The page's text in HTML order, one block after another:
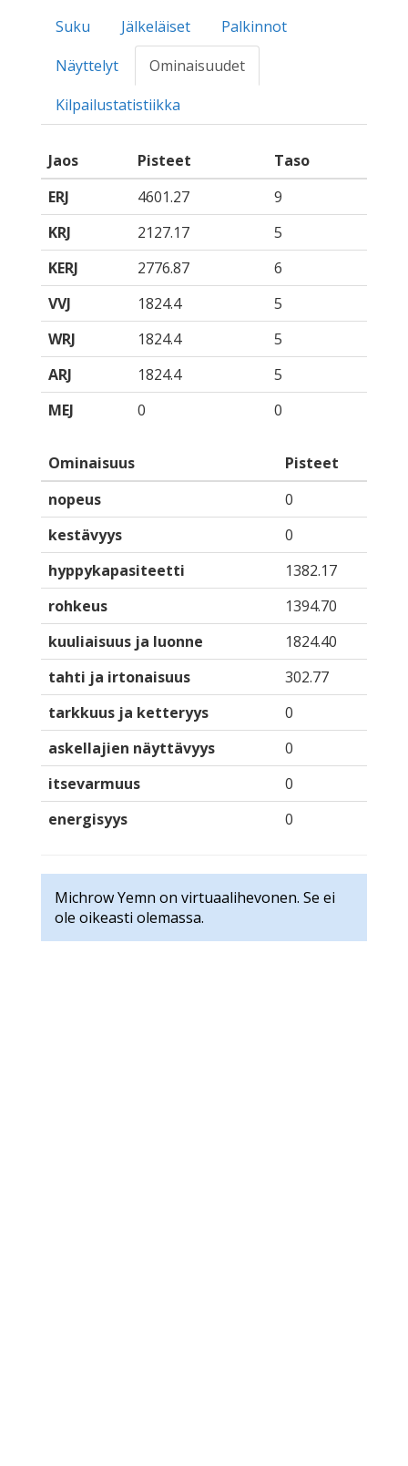
Suku Jälkeläiset
Palkinnot
Näyttelyt
Ominaisuudet
Kilpailustatistiikka
Jaos Pisteet
Taso
ERJ
4601.27
9
KRJ
2127.17
5
KERJ
2776.87
6
VVJ
1824.4
5
WRJ
1824.4
5
ARJ
1824.4
5
MEJ
0 0
Ominaisuus
Pisteet
nopeus
0
kestävyys
0
hyppykapasiteetti
1382.17
rohkeus
1394.70
kuuliaisuus ja luonne
1824.40
tahti ja irtonaisuus
302.77
tarkkuus ja ketteryys
0
askellajien näyttävyys
0
itsevarmuus
0
energisyys
0
Michrow Yemn on virtuaalihevonen. Se ei
ole oikeasti olemassa.